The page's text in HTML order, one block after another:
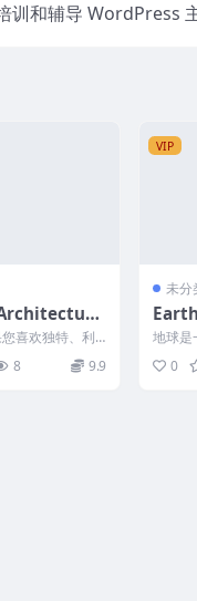
训和辅导 WordPress
#
喜欢独特、利
，Savoye – 建
8 9.9
VIP
未分
地球是
网站
ess 主
0